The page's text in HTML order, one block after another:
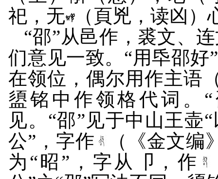
祀，无 （頁兇，读凶）
“邵”从邑作，裘文、
们意见一致。“用氒邵好
在领位，偶尔用作主语
盨铭中作领格代词。
见。“邵”见于中山王壶
公”，字作
（《金文编
为“昭”，字从卩，作